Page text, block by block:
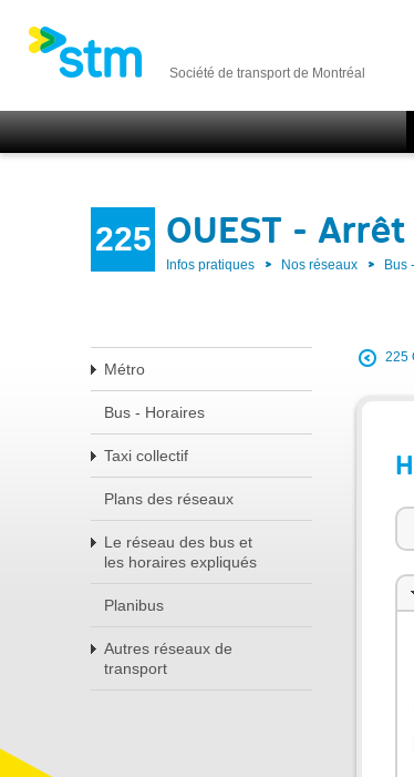
Société de transport de Montréal
225 OUEST -
Infos pratiques Nos réseaux Bus
Métro
Bus - Horaires
Taxi collectif
Plans des réseaux
Le réseau des bus et
les horaires expliqués
Planibus
Autres réseaux de
transport
225